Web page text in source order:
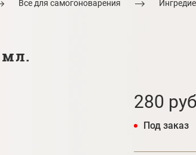
Все для самогоноварения
мл.
280
Под заказ